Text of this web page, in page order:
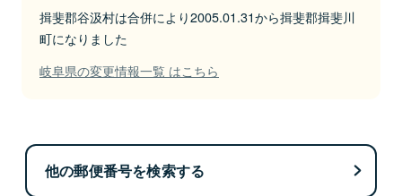
揖斐郡谷汲村は合併により2005.01.31から揖斐郡揖斐川
町になりました
岐阜県の変更情報一覧 はこちら
他の郵便番号を検索する